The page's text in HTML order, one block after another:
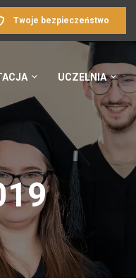
Twoje bezpieczeństwo
UCZELNIA